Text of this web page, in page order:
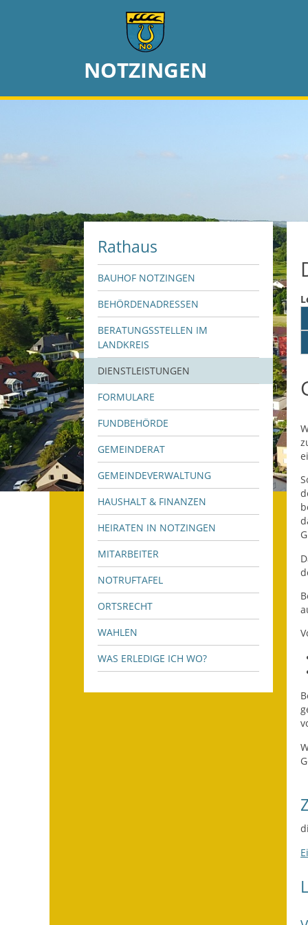
NOTZINGEN
Rathaus
BAUHOF NOTZINGEN
BEHÖRDENADRESSEN
BERATUNGSSTELLEN IM
LANDKREIS
DIENSTLEISTUNGEN
FORMULARE
FUNDBEHÖRDE
GEMEINDERAT
GEMEINDEVERWALTUNG
HAUSHALT & FINANZEN
HEIRATEN IN NOTZINGEN
MITARBEITER
NOTRUFTAFEL
ORTSRECHT
WAHLEN
WAS ERLEDIGE ICH WO?